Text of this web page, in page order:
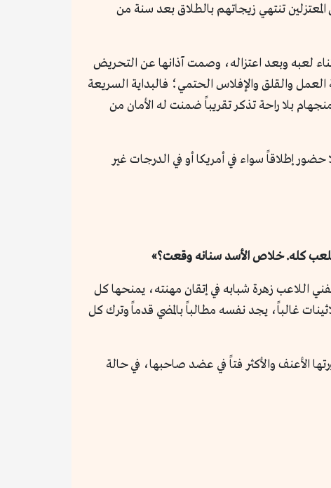
كرة القدم السابقين، فإن 33% من اللاعبين المعتزلين تنتهي زيجاتهم بالطلاق بعد سنة من
لعبه وبعد اعتزاله، وصمت آذانها عن التحريض
العمل والقلق والإفلاس الحتمي؛ فالبداية السريعة
بلا راحة تذكر تقريباً ضمنت له الأمان من
إطلاقاً سواء في أمريكا أو في الدرجات غير
كله. خلاص الأسد سنانه وقعت؟»
اللاعب زهرة شبابه في إتقان مهنته، يمنحها كل
غالباً، يجد نفسه مطالباً بالمضي قدماً وترك كل
الأعنف والأكثر فتاً في عضد صاحبها، في حالة